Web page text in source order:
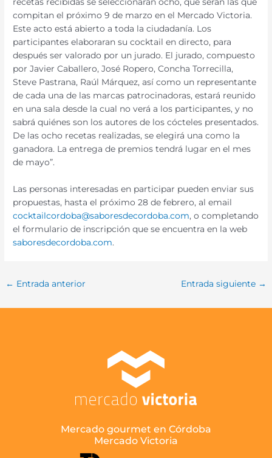
compitan el próximo 9 de marzo en el Mercado Victoria.
Este acto está abierto a toda la ciudadanía. Los
participantes elaboraran su cocktail en directo, para
después ser valorado por un jurado. El jurado, compuesto
por Javier Caballero, José Ropero, Concha Torrecilla,
Steve Pastrana, Raúl Márquez, así como un representante
de cada una de las marcas patrocinadoras, estará reunido
en una sala desde la cual no verá a los participantes, y no
sabrá quiénes son los autores de los cócteles presentados.
De las ocho recetas realizadas, se elegirá una como la
ganadora. La entrega de premios tendrá lugar en el mes
de mayo”.
Las personas interesadas en participar pueden enviar sus
propuestas, hasta el próximo 28 de febrero, al email
cocktailcordoba@saboresdecordoba.com, o completando
el formulario de inscripción que se encuentra en la web
saboresdecordoba.com.
← Entrada anterior Entrada siguiente →
Mercado gourmet en Córdoba
Mercado Victoria